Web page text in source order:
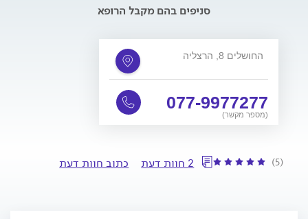
סניפים בהם מקבל הרופא
החושלים 8, הרצליה
077-9977277
(מספר מקשר)
(5) 2 חוות דעת כתוב חוות דעת